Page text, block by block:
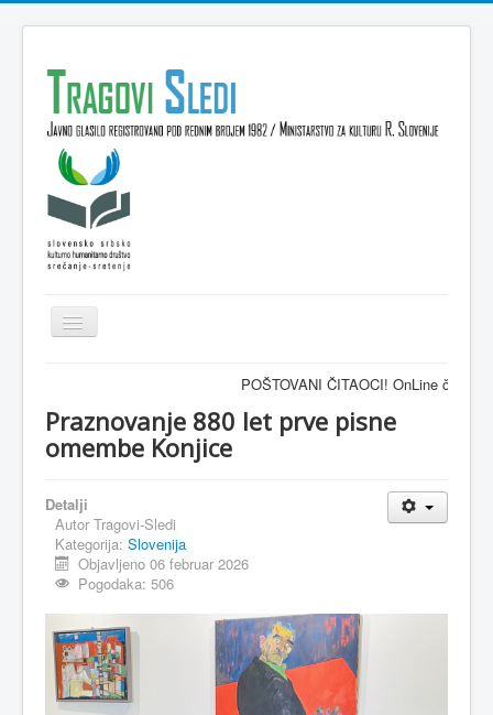
Isključi
navigaciju
VESTI
KULTURA
MAGAZIN
FELJTON
PISMA ČITALACA
IMPRESUM
POŠTOVANI ČITAOCI! OnLine
Praznovanje 880 let prve pisne
omembe Konjice
Detalji
Autor Tragovi-Sledi
Kategorija: Slovenija
Objavljeno 06 februar 2026
Pogodaka: 506